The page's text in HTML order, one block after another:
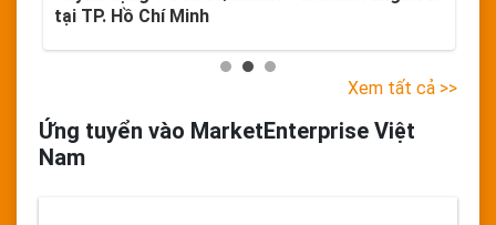
tại TP. Hồ Chí Minh
Xem tất cả >>
Ứng tuyển vào MarketEnterprise Việt
Nam